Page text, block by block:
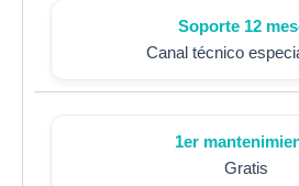
Soporte 12
Canal técnico
1er
Gratis